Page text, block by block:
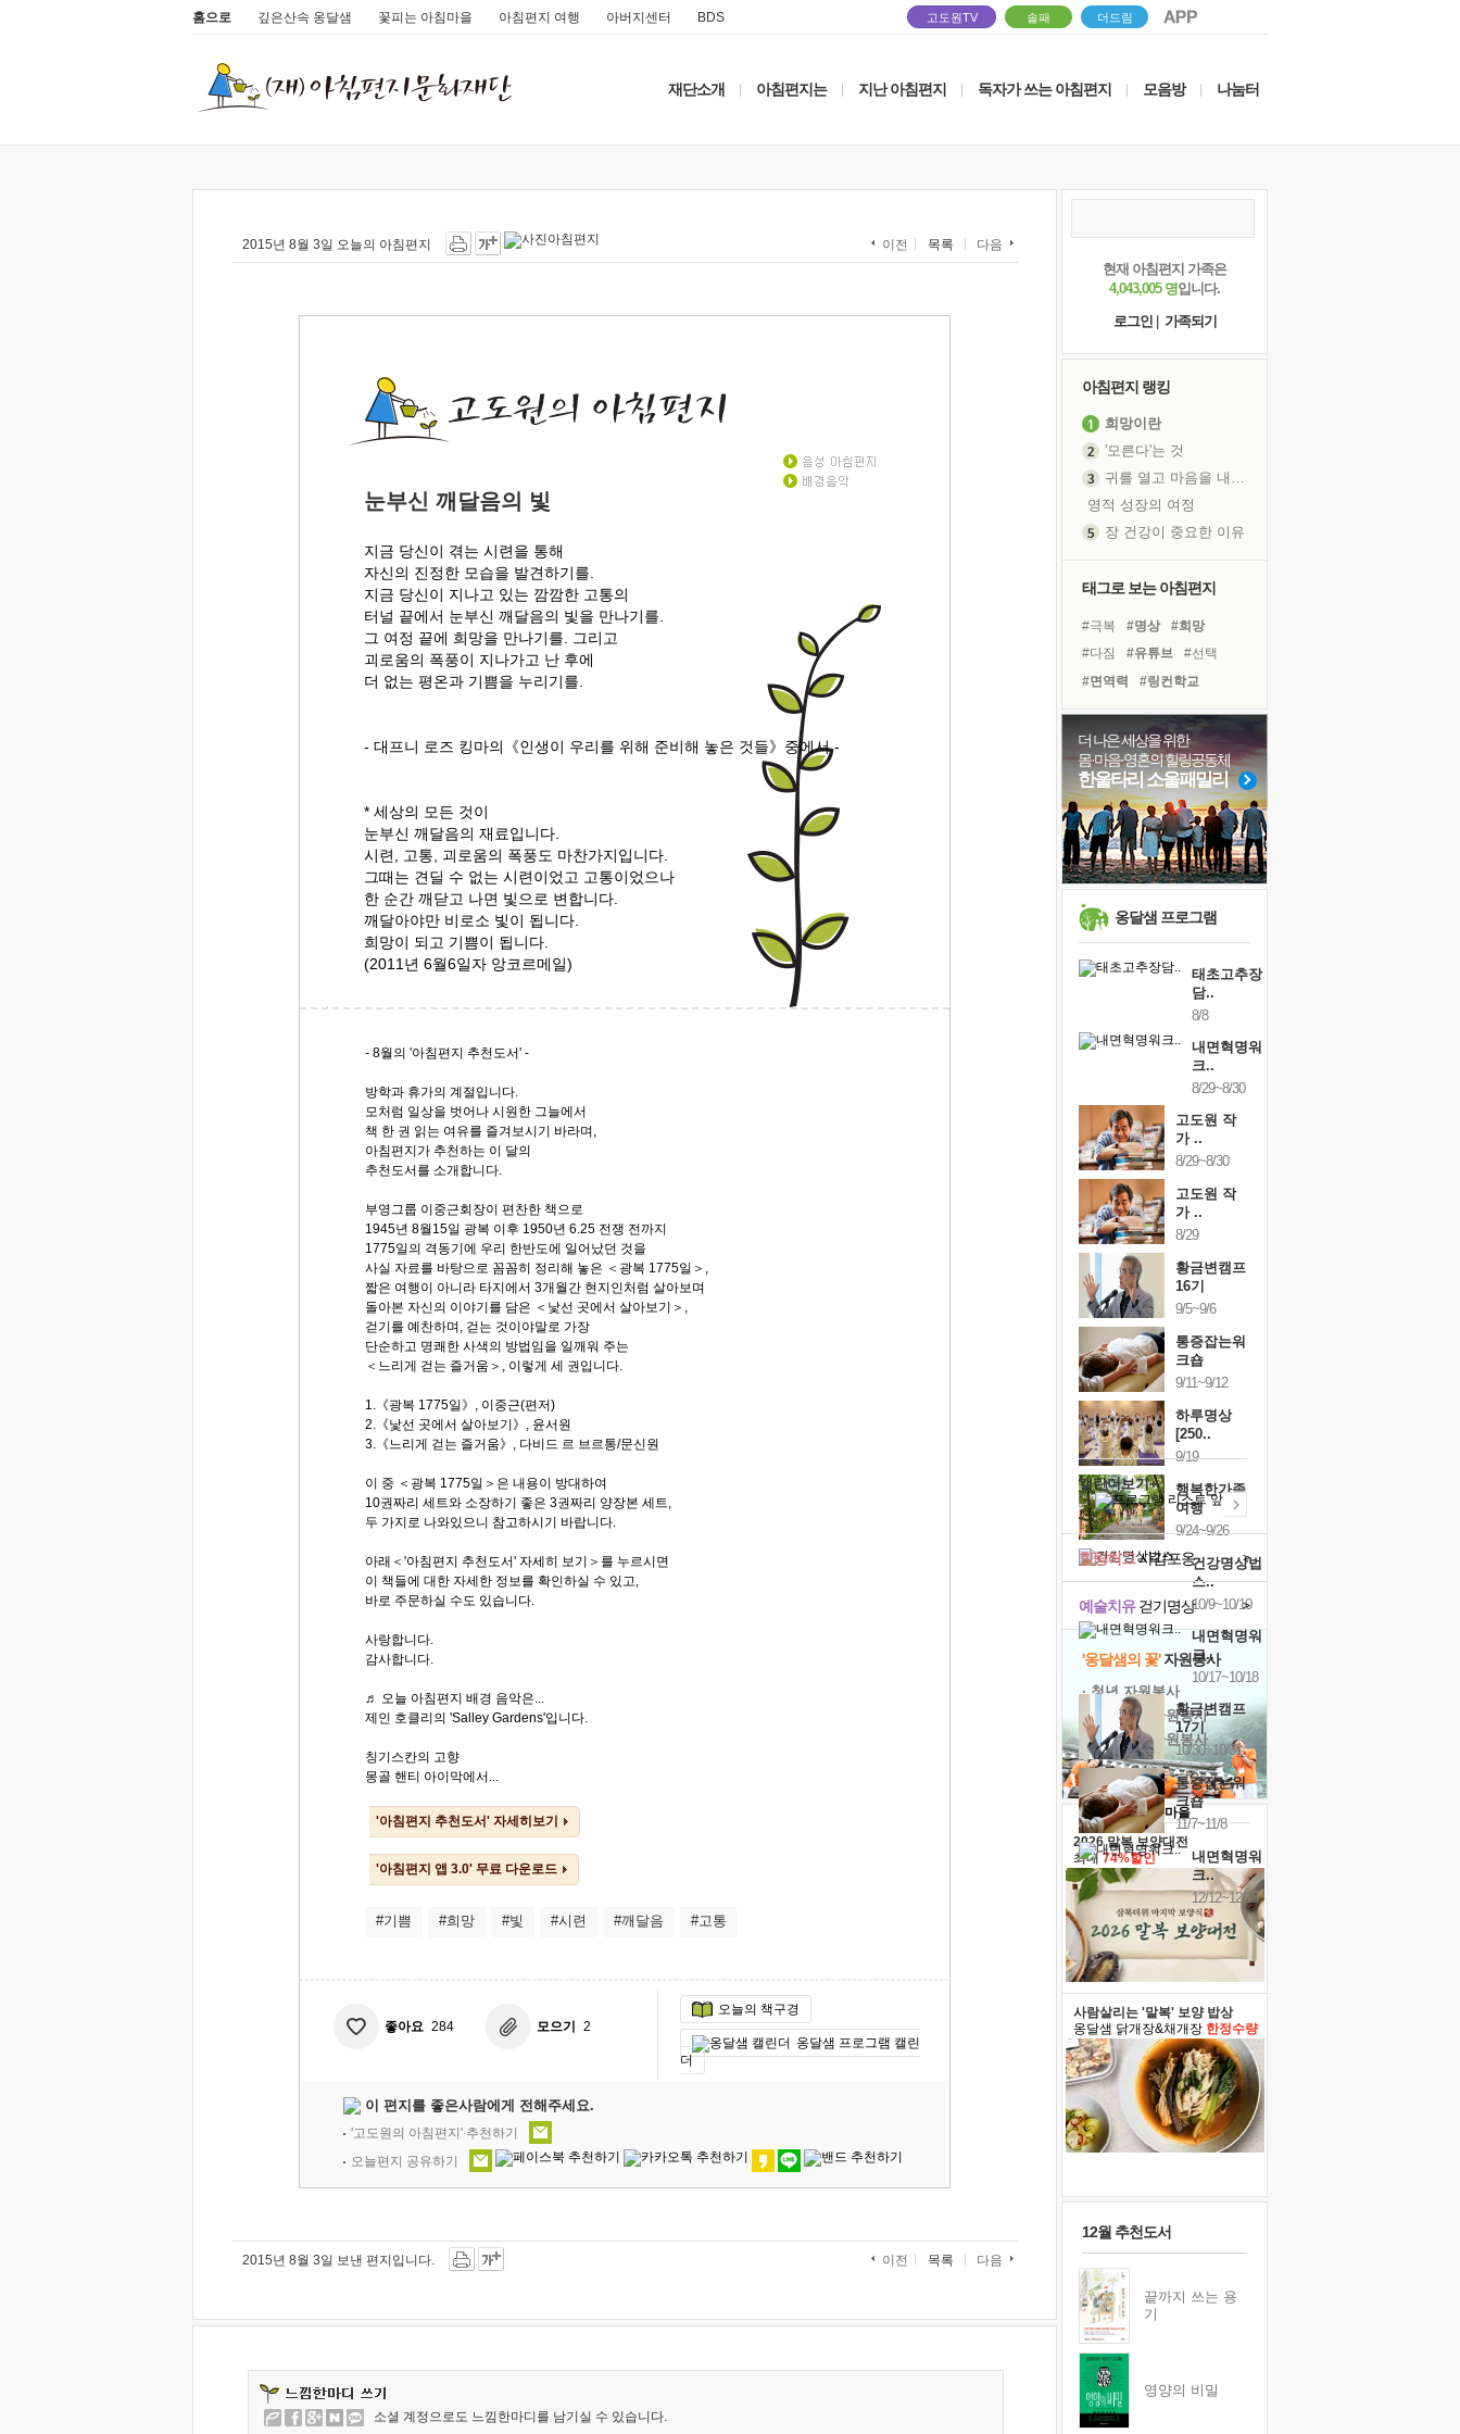
홈으로 깊은산속 옹달샘 꽃피는 아침마을 아침편지 여행 아버지센터 BDS 고도원TV 솔패 더드림
재단소개 아침편지는 지난 아침편지 독자가 쓰는 아침편지 모음방 나눔터
2015년 8월 3일 오늘의 아침편지 이전 목록 다음
눈부신 깨달음의 빛
지금 당신이 겪는 시련을 통해
자신의 진정한 모습을 발견하기를.
지금 당신이 지나고 있는 깜깜한 고통의
터널 끝에서 눈부신 깨달음의 빛을 만나기를.
그 여정 끝에 희망을 만나기를. 그리고
괴로움의 폭풍이 지나가고 난 후에
더 없는 평온과 기쁨을 누리기를.
- 대프니 로즈 킹마의《인생이 우리를 위해 준비해 놓은 것들》중에서 -
* 세상의 모든 것이
눈부신 깨달음의 재료입니다.
시련, 고통, 괴로움의 폭풍도 마찬가지입니다.
그때는 견딜 수 없는 시련이었고 고통이었으나
한 순간 깨닫고 나면 빛으로 변합니다.
깨달아야만 비로소 빛이 됩니다.
희망이 되고 기쁨이 됩니다.
(2011년 6월6일자 앙코르메일)
- 8월의 '아침편지 추천도서' -
방학과 휴가의 계절입니다.
모처럼 일상을 벗어나 시원한 그늘에서
책 한 권 읽는 여유를 즐겨보시기 바라며,
아침편지가 추천하는 이 달의
추천도서를 소개합니다.
부영그룹 이중근회장이 편찬한 책으로
1945년 8월15일 광복 이후 1950년 6.25 전쟁 전까지
1775일의 격동기에 우리 한반도에 일어났던 것을
사실 자료를 바탕으로 꼼꼼히 정리해 놓은 ＜광복 1775일＞,
짧은 여행이 아니라 타지에서 3개월간 현지인처럼 살아보며
돌아본 자신의 이야기를 담은 ＜낯선 곳에서 살아보기＞,
걷기를 예찬하며, 걷는 것이야말로 가장
단순하고 명쾌한 사색의 방법임을 일깨워 주는
＜느리게 걷는 즐거움＞, 이렇게 세 권입니다.
1.《광복 1775일》, 이중근(편저)
2.《낯선 곳에서 살아보기》, 윤서원
3.《느리게 걷는 즐거움》, 다비드 르 브르통/문신원
이 중 ＜광복 1775일＞은 내용이 방대하여
10권짜리 세트와 소장하기 좋은 3권짜리 양장본 세트,
두 가지로 나와있으니 참고하시기 바랍니다.
아래＜'아침편지 추천도서' 자세히 보기＞를 누르시면
이 책들에 대한 자세한 정보를 확인하실 수 있고,
바로 주문하실 수도 있습니다.
사랑합니다.
감사합니다.
♬ 오늘 아침편지 배경 음악은...
제인 호클리의 'Salley Gardens'입니다.
칭기스칸의 고향
몽골 핸티 아이막에서...
'아침편지 추천도서' 자세히보기
'아침편지 앱 3.0' 무료 다운로드
#기쁨 #희망 #빛 #시련 #깨달음 #고통
좋아요 284 모으기 2
오늘의 책구경
옹달샘 프로그램 캘린
더
이 편지를 좋은사람에게 전해주세요.
'고도원의 아침편지' 추천하기
오늘편지 공유하기
2015년 8월 3일 보낸 편지입니다. 이전 목록 다음
소셜 계정으로도 느낌한마디를 남기실 수 있습니다.
현재 아침편지 가족은
4,043,005 명입니다.
로그인
가족되기
아침편지 랭킹
희망이란
'모른다'는 것
귀를 열고 마음을 내어주고
영적 성장의 여정
장 건강이 중요한 이유
흙이 된 몸으로 출근하는 여자
꿈이 실제가 되는 것
'말 타는 법'을 먼저
졸업식 사진을 보며
아픈 아버지를 위한 공간 설계
극심한 변비, 어깨결림, 수면 장애
보고 싶은 어머니
유년 시절의 부산 영도 바다
못된 꼰대들
거울 속의 나
태그로 보는 아침편지
#극복 #명상
#희망
#다짐
#유튜브
#선택
#면역력
#링컨학교
#아이들
#나눔
#리더
#힐링
#경험
#비전캠프
#사람
#독서캠프
#독서
#건강
#삶 #친구
#계획
#도움
더 나은 세상을 위한
몸·마음·영혼의 힐링공동체
한울타리 소울패밀리
옹달샘 프로그램
태초고추장
담..
8/8
내면혁명워
크..
8/29~8/30
고도원 작
가 ..
8/29~8/30
고도원 작
가 ..
8/29
황금변캠프
16기
9/5~9/6
통증잡는워
크숍
9/11~9/12
하루명상
[250..
9/19
행복한가족
여행
9/24~9/26
건강명상법
스..
10/9~10/10
내면혁명워
크..
10/17~10/18
황금변캠프
17기
10/30~10/31
통증잡는워
크숍
11/7~11/8
내면혁명워
크..
12/12~12/13
캘린더보기+
예술치유걷기명상 >
힐링허그사감포옹 >
'옹달샘의 꽃'자원봉사
· 청년 자원봉사
· 금빛청년 자원봉사
· 음식연구 자원봉사
2026 말복 보양대전
최대 74%할인
사람살리는 '말복' 보양 밥상
옹달샘 닭개장&채개장 한정수량
12월 추천도서
끝까지 쓰는 용
기
영양의 비밀